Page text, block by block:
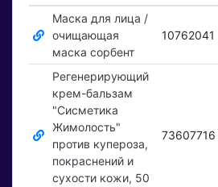
Маска для лица /
очищающая
маска сорбент
10762041
Регенерирующий
крем-бальзам
"Сисметика
Жимолость"
против купероза,
покраснений и
сухости кожи, 50
73607716